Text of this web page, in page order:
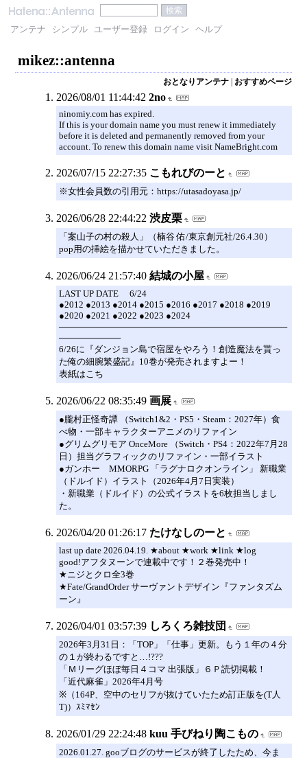
アンテナ シンプル ユーザー登録 ログイン ヘルプ
mikez::antenna
おとなりアンテナ| おすすめページ
2026/08/01 11:44:42 2no
ninomiy.com has expired.
If this is your domain name you must renew it immediately
before it is deleted and permanently removed from your
account. To renew this domain name visit NameBright.com
2026/07/15 22:27:35 こもれびのーと
※女性会員数の引用元：https://utasadoyasa.jp/
2026/06/28 22:44:22 渋皮栗
「案山子の村の殺人」（楠谷 佑/東京創元社/26.4.30）
pop用の挿絵を描かせていただきました。
2026/06/24 21:57:40 結城の小屋
LAST UP DATE 6/24
●2012 ●2013 ●2014 ●2015 ●2016 ●2017 ●2018 ●2019
●2020 ●2021 ●2022 ●2023 ●2024
─────────────────────────────────────
──────────
6/26に『ダンジョン島で宿屋をやろう！創造魔法を貰っ
た俺の細腕繁盛記』10巻が発売されますよー！
表紙はこち
2026/06/22 08:35:49 画展
●朧村正怪奇譚 （Switch1&2・PS5・Steam：2027年）食
べ物・一部キャラクターアニメのリファイン
●グリムグリモア OnceMore （Switch・PS4：2022年7月28
日）担当グラフィックのリファイン・一部イラスト
●ガンホー MMORPG 「ラグナロクオンライン」 新職業
（ドルイド）イラスト（2026年4月7日実装）
・新職業（ドルイド）の公式イラストを6枚担当しまし
た。
2026/04/20 01:26:17 たけなしのーと
last up date 2026.04.19. ★about ★work ★link ★log
good!アフタヌーンで連載中です！２巻発売中！
★ニジとクロ全3巻
★Fate/GrandOrder サーヴァントデザイン『ファンタズム
ーン』
2026/04/01 03:57:39 しろくろ雑技団
2026年3月31日：「TOP」「仕事」更新。もう１年の４分
の１が終わるですと…!???
「Ｍリーグほぼ毎日４コマ 出張版」６Ｐ読切掲載！
「近代麻雀」2026年4月号
※（164P、空中のセリフが抜けていたため訂正版を(T人
T)）ｽﾐﾏｾﾝ
2026/01/29 22:24:48 kuu 手びねり陶こもの
2026.01.27. gooブログのサービスが終了したため、今ま